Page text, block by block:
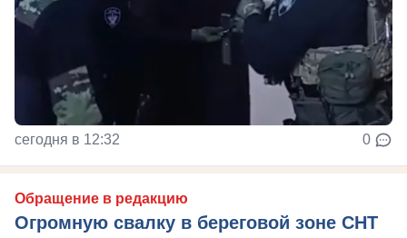
сегодня в 12:32 0
Обращение в редакцию
Огромную свалку в береговой зоне СНТ